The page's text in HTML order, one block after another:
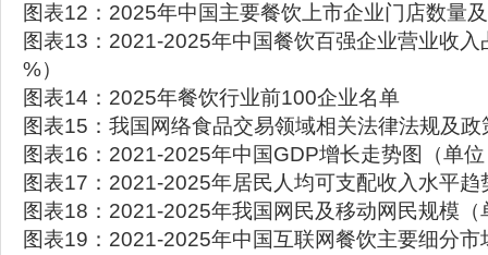
图表12：2025年中国主要餐饮上市企业门店数量
图表13：2021-2025年中国餐饮百强企业营业收入
%）
图表14：2025年餐饮行业前100企业名单
图表15：我国网络食品交易领域相关法律法规及政
图表16：2021-2025年中国GDP增长走势图（单
图表17：2021-2025年居民人均可支配收入水平趋
图表18：2021-2025年我国网民及移动网民规模（
图表19：2021-2025年中国互联网餐饮主要细分市